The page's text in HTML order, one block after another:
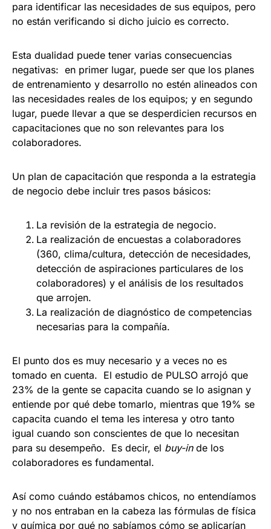
para identificar las necesidades de sus equipos, pero
no están verificando si dicho juicio es correcto.
Esta dualidad puede tener varias consecuencias
negativas: en primer lugar, puede ser que los planes
de entrenamiento y desarrollo no estén alineados con
las necesidades reales de los equipos; y en segundo
lugar, puede llevar a que se desperdicien recursos en
capacitaciones que no son relevantes para los
colaboradores.
Un plan de capacitación que responda a la estrategia
de negocio debe incluir tres pasos básicos:
La revisión de la estrategia de negocio.
La realización de encuestas a colaboradores
(360, clima/cultura, detección de necesidades,
detección de aspiraciones particulares de los
colaboradores) y el análisis de los resultados
que arrojen.
La realización de diagnóstico de competencias
necesarias para la compañía.
El punto dos es muy necesario y a veces no es
tomado en cuenta. El estudio de PULSO arrojó que
23% de la gente se capacita cuando se lo asignan y
entiende por qué debe tomarlo, mientras que 19% se
capacita cuando el tema les interesa y otro tanto
igual cuando son conscientes de que lo necesitan
para su desempeño. Es decir, el buy-in de los
colaboradores es fundamental.
Así como cuándo estábamos chicos, no entendíamos
y no nos entraban en la cabeza las fórmulas de física
y química por qué no sabíamos cómo se aplicarían